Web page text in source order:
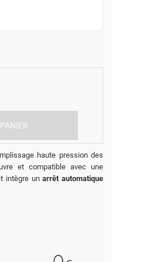
haute pression des
et compatible avec une
intègre unarrêt automatique